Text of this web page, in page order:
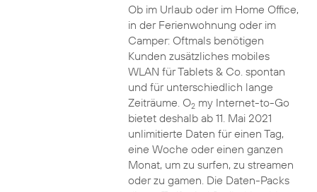
Ob im Urlaub oder im Home Office,
in der Ferienwohnung oder im
Camper: Oftmals benötigen
Kunden zusätzliches mobiles
WLAN für Tablets & Co. spontan
und für unterschiedlich lange
Zeiträume. O2my Internet-to-Go
bietet deshalb ab 11. Mai 2021
unlimitierte Daten für einen Tag,
eine Woche oder einen ganzen
Monat, um zu surfen, zu streamen
oder zu gamen. Die Daten-Packs